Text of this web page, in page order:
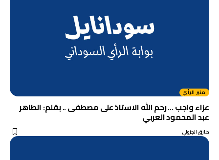
منبر الرأي
عزاء واجب … رحم الله الاستاذ على مصطفى .. بقلم: الطاهر
عبد المحمود العربي
طارق الجزولي